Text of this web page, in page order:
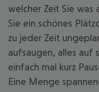
welcher Zeit Sie was
Sie ein schönes
zu jeder Zeit
aufsaugen, alles auf
einfach mal kurz
Eine Menge